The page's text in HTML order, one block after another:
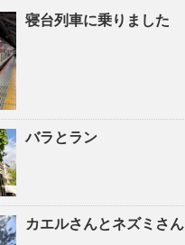
寝台列車に乗りました
バラとラン
カエルさんとネズミさん